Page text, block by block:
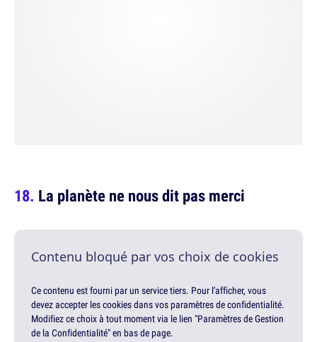
La planète ne nous dit pas merci
Contenu bloqué par vos choix de cookies
Ce contenu est fourni par un service tiers. Pour l'afficher, vous
devez accepter les cookies dans vos paramètres de confidentialité.
Modifiez ce choix à tout moment via le lien "Paramètres de Gestion
de la Confidentialité" en bas de page.